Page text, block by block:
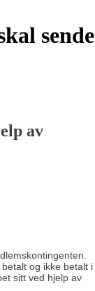
sende
av
og ikke betalt i
sitt ved hjelp av